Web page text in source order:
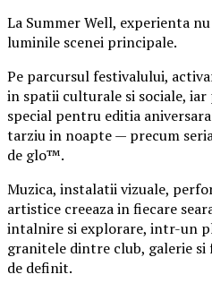
La Summer Well, experienta
luminile scenei principale.
Pe parcursul festivalului,
in spatii culturale si sociale,
special pentru editia
tarziu in noapte — precum
de glo™.
Muzica, instalatii vizuale,
artistice creeaza in fiecare
intalnire si explorare, intr-un
granitele dintre club, galerie
de definit.